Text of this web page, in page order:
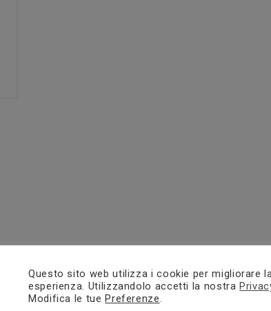
Descrizione
Questo sito web utilizza i cookie per migliorare
esperienza. Utilizzandolo accetti la nostra
Modifica le tuePreferenze